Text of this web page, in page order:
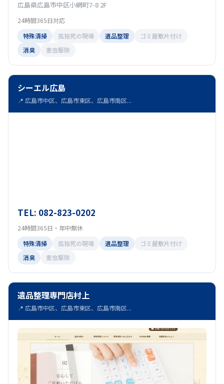
広島県広島市中区小網町7-8 2F
24時間365日対応
特殊清掃
孤独死の現場 遺品整理
ゴミ屋敷片付け
消臭
害虫駆除
シーエル広島
📍 広島市中区、広島市東区、広島市南区...
TEL: 082-823-0202
24時間365日・年中無休
特殊清掃
孤独死の現場 遺品整理
ゴミ屋敷片付け
消臭
害虫駆除
遺品整理専門店村上
📍 広島市中区、広島市東区、広島市南区...